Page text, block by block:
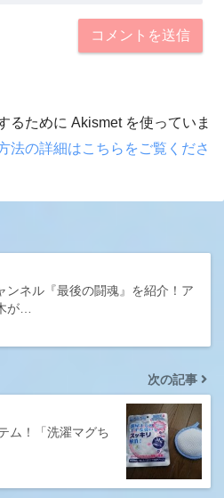
るために Akismet を使っていま
法の詳細はこちらをご覧くださ
ンネル『最後の闘魂』を紹介！ア
が…
次の記事
ム！「洗濯マグち